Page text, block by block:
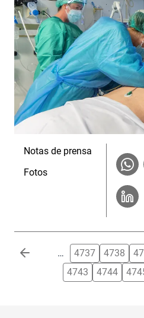
Notas de prensa
Fotos
Paginación … 4737 4738
4743
4744